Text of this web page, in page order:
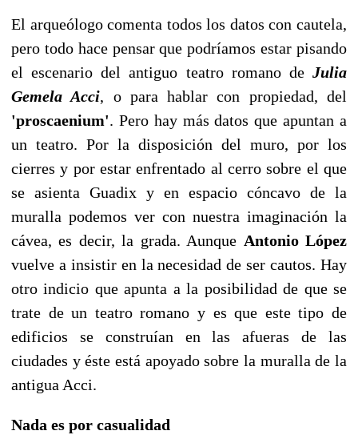
El arqueólogo comenta todos los datos con cautela,
pero todo hace pensar que podríamos estar pisando
el escenario del antiguo teatro romano de Julia
Gemela Acci, o para hablar con propiedad, del
'proscaenium'. Pero hay más datos que apuntan a
un teatro. Por la disposición del muro, por los
cierres y por estar enfrentado al cerro sobre el que
se asienta Guadix y en espacio cóncavo de la
muralla podemos ver con nuestra imaginación la
cávea, es decir, la grada. Aunque Antonio López
vuelve a insistir en la necesidad de ser cautos. Hay
otro indicio que apunta a la posibilidad de que se
trate de un teatro romano y es que este tipo de
edificios se construían en las afueras de las
ciudades y éste está apoyado sobre la muralla de la
antigua Acci.
Nada es por casualidad